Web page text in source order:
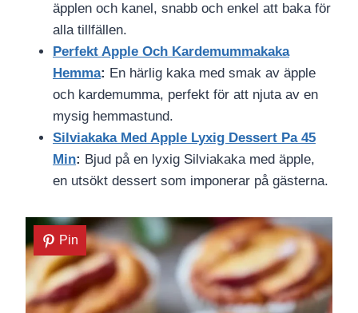
äpplen och kanel, snabb och enkel att baka för
alla tillfällen.
Perfekt Apple Och Kardemummakaka
Hemma: En härlig kaka med smak av äpple
och kardemumma, perfekt för att njuta av en
mysig hemmastund.
Silviakaka Med Apple Lyxig Dessert Pa 45
Min: Bjud på en lyxig Silviakaka med äpple,
en utsökt dessert som imponerar på gästerna.
Pin